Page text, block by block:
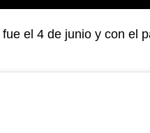
el 4 de junio y con el